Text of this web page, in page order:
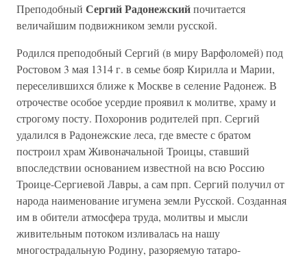
Преподобный Сергий Радонежскийпочитается
величайшим подвижником земли русской.
Родился преподобный Сергий (в миру Варфоломей) под
Ростовом 3 мая 1314 г. в семье бояр Кирилла и Марии,
переселившихся ближе к Москве в селение Радонеж. В
отрочестве особое усердие проявил к молитве, храму и
строгому посту. Похоронив родителей прп. Сергий
удалился в Радонежские леса, где вместе с братом
построил храм Живоначальной Троицы, ставший
впоследствии основанием известной на всю Россию
Троице-Сергиевой Лавры, а сам прп. Сергий получил от
народа наименование игумена земли Русской. Созданная
им в обители атмосфера труда, молитвы и мысли
живительным потоком изливалась на нашу
многострадальную Родину, разоряемую татаро-